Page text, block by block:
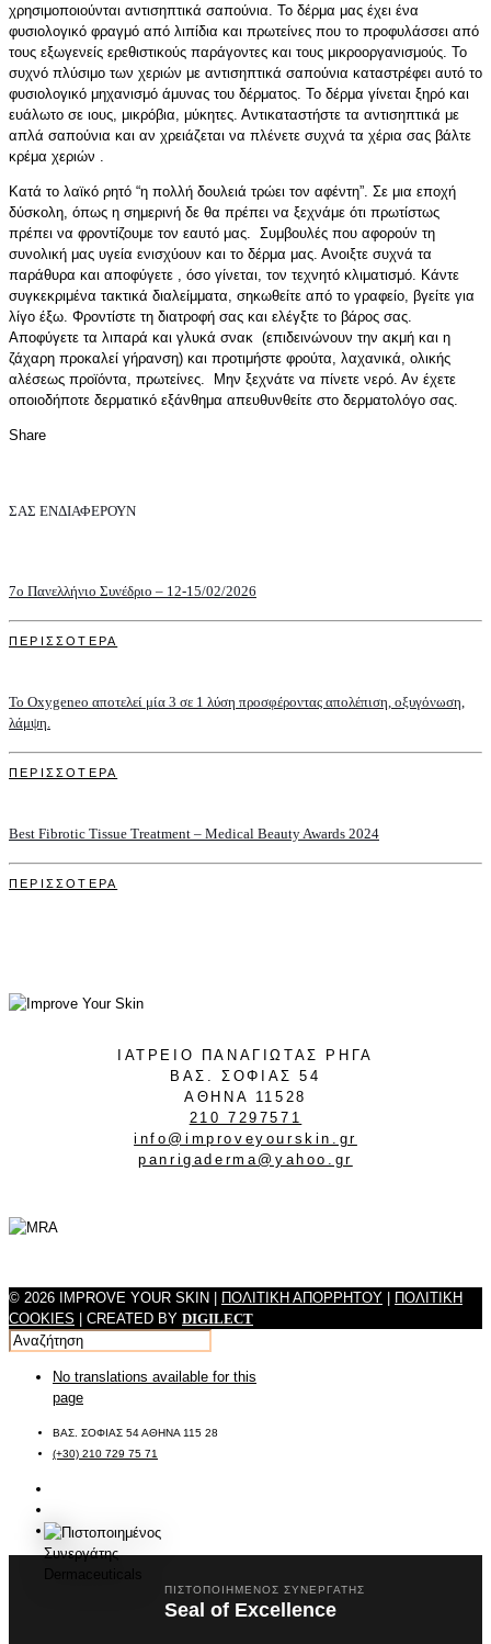
χρησιμοποιούνται αντισηπτικά σαπούνια. Το δέρμα μας έχει ένα
φυσιολογικό φραγμό από λιπίδια και πρωτείνες που το προφυλάσσει από
τους εξωγενείς ερεθιστικούς παράγοντες και τους μικροοργανισμούς. Το
συχνό πλύσιμο των χεριών με αντισηπτικά σαπούνια καταστρέφει αυτό το
φυσιολογικό μηχανισμό άμυνας του δέρματος. Το δέρμα γίνεται ξηρό και
ευάλωτο σε ιους, μικρόβια, μύκητες. Αντικαταστήστε τα αντισηπτικά με
απλά σαπούνια και αν χρειάζεται να πλένετε συχνά τα χέρια σας βάλτε
κρέμα χεριών .
Κατά το λαϊκό ρητό “η πολλή δουλειά τρώει τον αφέντη”. Σε μια εποχή
δύσκολη, όπως η σημερινή δε θα πρέπει να ξεχνάμε ότι πρωτίστως
πρέπει να φροντίζουμε τον εαυτό μας. Συμβουλές που αφορούν τη
συνολική μας υγεία ενισχύουν και το δέρμα μας. Ανοιξτε συχνά τα
παράθυρα και αποφύγετε , όσο γίνεται, τον τεχνητό κλιματισμό. Κάντε
συγκεκριμένα τακτικά διαλείμματα, σηκωθείτε από το γραφείο, βγείτε για
λίγο έξω. Φροντίστε τη διατροφή σας και ελέγξτε το βάρος σας.
Αποφύγετε τα λιπαρά και γλυκά σνακ (επιδεινώνουν την ακμή και η
ζάχαρη προκαλεί γήρανση) και προτιμήστε φρούτα, λαχανικά, ολικής
αλέσεως προϊόντα, πρωτείνες. Μην ξεχνάτε να πίνετε νερό. Αν έχετε
οποιοδήποτε δερματικό εξάνθημα απευθυνθείτε στο δερματολόγο σας.
Share
ΣΑΣ ΕΝΔΙΑΦΕΡΟΥΝ
7o Πανελλήνιο Συνέδριο – 12-15/02/2026
ΠΕΡΙΣΣΟΤΕΡΑ
Το Oxygeneo αποτελεί μία 3 σε 1 λύση προσφέροντας απολέπιση, οξυγόνωση,
λάμψη.
ΠΕΡΙΣΣΟΤΕΡΑ
Best Fibrotic Tissue Treatment – Medical Beauty Awards 2024
ΠΕΡΙΣΣΟΤΕΡΑ
ΙΑΤΡΕΙΟ ΠΑΝΑΓΙΩΤΑΣ ΡΗΓΑ
ΒΑΣ. ΣΟΦΙΑΣ 54
ΑΘΗΝΑ 11528
210 7297571
info@improveyourskin.gr
panrigaderma@yahoo.gr
© 2026 IMPROVE YOUR SKIN | ΠΟΛΙΤΙΚΗ ΑΠΟΡΡΗΤΟΥ
ΠΟΛΙΤΙΚΗ
COOKIES | CREATED BY DIGILECT
No translations available for this
page
ΒΑΣ. ΣΟΦΙΑΣ 54 ΑΘΗΝΑ 115 28
(+30) 210 729 75 71
ΠΙΣΤΟΠΟΙΗΜΈΝΟΣ ΣΥΝΕΡΓΆΤΗΣ
Seal of Excellence